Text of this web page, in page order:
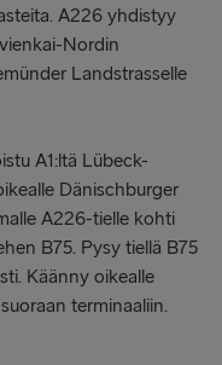
A226 yhdistyy
Nordin
Landstrasselle
A1:ltä Lübeck-
Dänischburger
A226-tielle kohti
B75. Pysy tiellä B75
Käänny oikealle
terminaaliin.